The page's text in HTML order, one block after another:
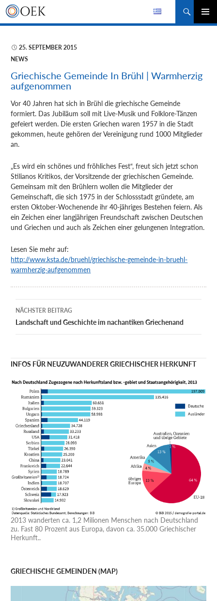
Suchen
ZUM
25. SEPTEMBER 2015
NEWS
Griechische Gemeinde In Brühl | Warmherzig
aufgenommen
Vor 40 Jahren hat sich in Brühl die griechische Gemeinde
formiert. Das Jubiläum soll mit Live-Musik und Folklore-Tänzen
gefeiert werden. Die ersten Griechen waren 1957 in die Stadt
gekommen, heute gehören der Vereinigung rund 1000 Mitglieder
an.
„Es wird ein schönes und fröhliches Fest“, freut sich jetzt schon
Stilianos Kritikos, der Vorsitzende der griechischen Gemeinde.
Gemeinsam mit den Brühlern wollen die Mitglieder der
Gemeinschaft, die sich 1975 in der Schlossstadt gründete, am
ersten Oktober-Wochenende ihr 40-jähriges Bestehen feiern. Als
ein Zeichen einer langjährigen Freundschaft zwischen Deutschen
und Griechen und auch als Zeichen einer gelungenen Integration.
Lesen Sie mehr auf:
http://www.ksta.de/bruehl/griechische-gemeinde-in-bruehl-
warmherzig-aufgenommen
Beitragsnavigation
NÄCHSTER BEITRAG
Landschaft und Geschichte im nachantiken Griechenand
INFOS FÜR NEUZUWANDERER GRIECHISCHER HERKUNFT
2013 wanderten ca. 1,2 Milionen Menschen nach Deutschland
zu. Fast 80 Prozent aus Europa, davon ca. 35.000 Griechischer
Herkunft..
GRIECHISCHE GEMEINDEN (MAP)